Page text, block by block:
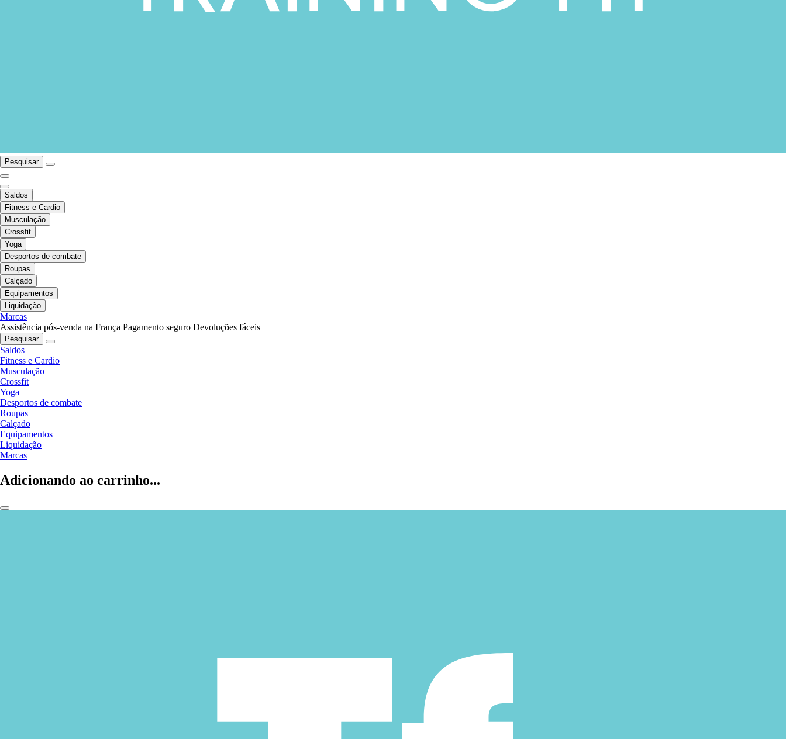
Pesquisar
Saldos
Fitness e Cardio
Musculação
Crossfit
Yoga
Desportos de combate
Roupas
Calçado
Equipamentos
Liquidação
Marcas
Assistência pós-venda na França Pagamento seguro Devoluções fáceis
Pesquisar
Saldos
Fitness e Cardio
Musculação
Crossfit
Yoga
Desportos de combate
Roupas
Calçado
Equipamentos
Liquidação
Marcas
Adicionando ao carrinho...